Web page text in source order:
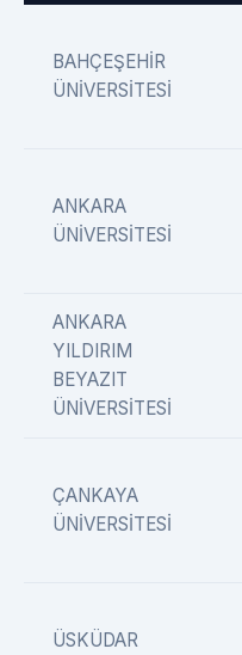
BAHÇEŞEHİR
ÜNİVERSİTESİ
ANKARA
ÜNİVERSİTESİ
ANKARA
YILDIRIM
BEYAZIT
ÜNİVERSİTESİ
ÇANKAYA
ÜNİVERSİTESİ
ÜSKÜDAR